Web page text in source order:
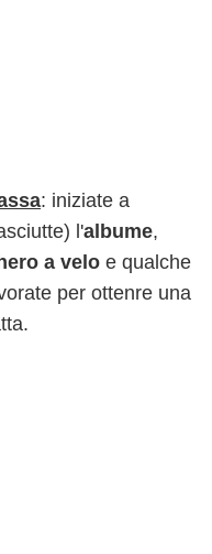
: iniziate a
l'albume,
a velo e qualche
per ottenre una